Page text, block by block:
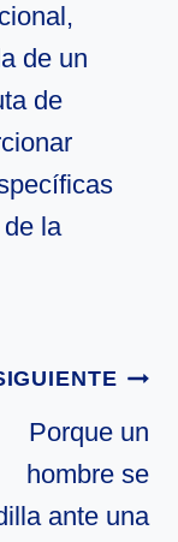
de un
de
la
Porque un
hombre se
ante una